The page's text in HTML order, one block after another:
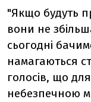
"Якщо будуть
вони не
сьогодні
намагаються
голосів, що
небезпечною